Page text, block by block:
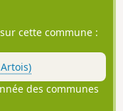
cette commune :
des communes